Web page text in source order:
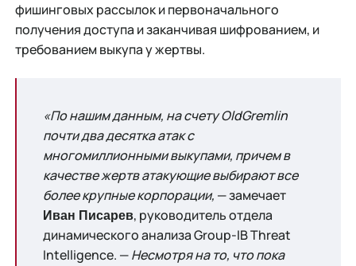
фишинговых рассылок и первоначального
получения доступа и заканчивая шифрованием, и
требованием выкупа у жертвы.
«По нашим данным, на счету OldGremlin
почти два десятка атак с
многомиллионными выкупами, причем в
качестве жертв атакующие выбирают все
более крупные корпорации, — замечает
Иван Писарев, руководитель отдела
динамического анализа Group-IB Threat
Intelligence. —Несмотря на то, что пока